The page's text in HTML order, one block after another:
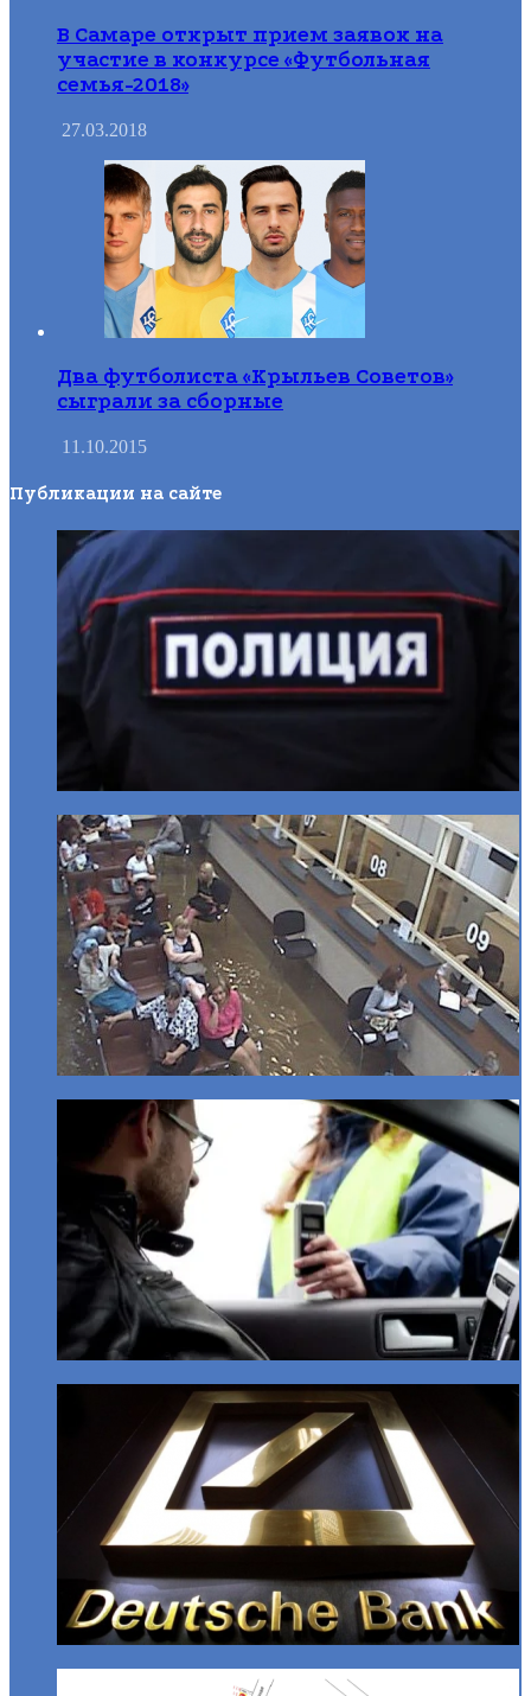
В Самаре открыт прием заявок на
участие в конкурсе «Футбольная
семья-2018»
27.03.2018
Два футболиста «Крыльев Советов»
сыграли за сборные
11.10.2015
Публикации на сайте